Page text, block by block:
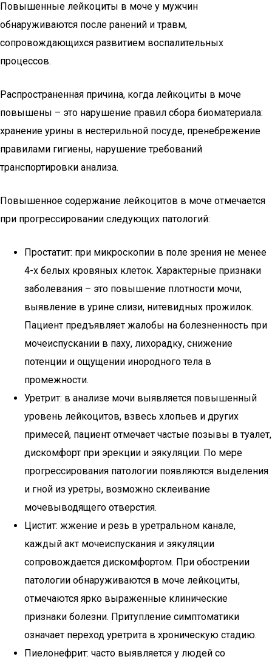
Повышенные лейкоциты в моче у мужчин
обнаруживаются после ранений и травм,
сопровождающихся развитием воспалительных
процессов.
Распространенная причина, когда лейкоциты в моче
повышены – это нарушение правил сбора биоматериала:
хранение урины в нестерильной посуде, пренебрежение
правилами гигиены, нарушение требований
транспортировки анализа.
Повышенное содержание лейкоцитов в моче отмечается
при прогрессировании следующих патологий:
Простатит: при микроскопии в поле зрения не менее
4-х белых кровяных клеток. Характерные признаки
заболевания – это повышение плотности мочи,
выявление в урине слизи, нитевидных прожилок.
Пациент предъявляет жалобы на болезненность при
мочеиспускании в паху, лихорадку, снижение
потенции и ощущении инородного тела в
промежности.
Уретрит: в анализе мочи выявляется повышенный
уровень лейкоцитов, взвесь хлопьев и других
примесей, пациент отмечает частые позывы в туалет,
дискомфорт при эрекции и эякуляции. По мере
прогрессирования патологии появляются выделения
и гной из уретры, возможно склеивание
мочевыводящего отверстия.
Цистит: жжение и резь в уретральном канале,
каждый акт мочеиспускания и эякуляции
сопровождается дискомфортом. При обострении
патологии обнаруживаются в моче лейкоциты,
отмечаются ярко выраженные клинические
признаки болезни. Притупление симптоматики
означает переход уретрита в хроническую стадию.
Пиелонефрит: часто выявляется у людей со